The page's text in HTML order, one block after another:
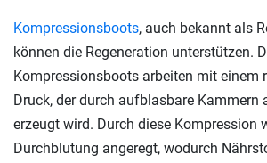
Kompressionsboots, auch bekannt als
können die Regeneration unterstützen.
Kompressionsboots arbeiten mit einem
Druck, der durch aufblasbare Kammern
erzeugt wird. Durch diese Kompression
Durchblutung angeregt, wodurch